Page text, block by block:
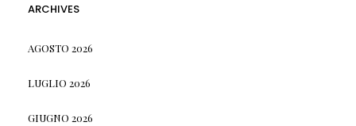
ARCHIVES
AGOSTO 2026
LUGLIO 2026
GIUGNO 2026